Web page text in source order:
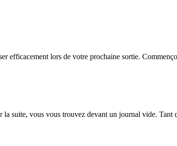
efficacement lors de votre prochaine sortie.
suite, vous vous trouvez devant un journal vide. Tant